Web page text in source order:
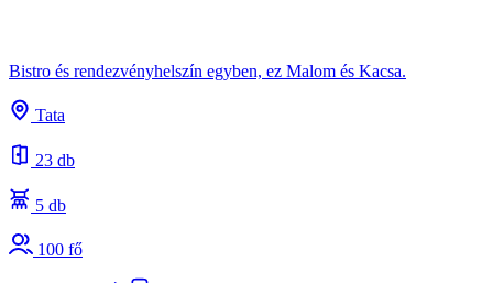
Bistro és rendezvényhelszín egyben, ez Malom és Kacsa.
Tata
23 db
5 db
100 fő